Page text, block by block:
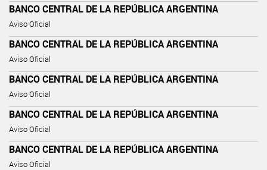
BANCO CENTRAL DE LA REPÚBLICA ARGENTINA
Aviso Oficial
BANCO CENTRAL DE LA REPÚBLICA ARGENTINA
Aviso Oficial
BANCO CENTRAL DE LA REPÚBLICA ARGENTINA
Aviso Oficial
BANCO CENTRAL DE LA REPÚBLICA ARGENTINA
Aviso Oficial
BANCO CENTRAL DE LA REPÚBLICA ARGENTINA
Aviso Oficial